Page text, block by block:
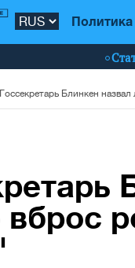
Политика